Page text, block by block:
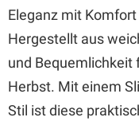
Eleganz mit
Hergestellt aus
und Bequemlichkeit
Herbst. Mit einem
Stil ist diese